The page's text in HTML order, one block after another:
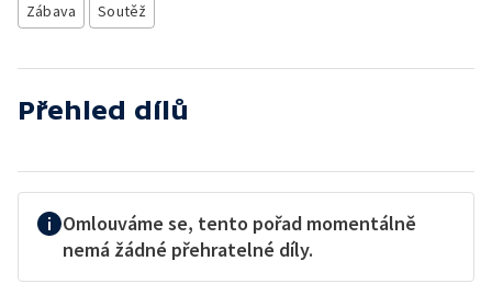
Zábava Soutěž
Přehled dílů
Omlouváme se, tento pořad momentálně
nemá žádné přehratelné díly.